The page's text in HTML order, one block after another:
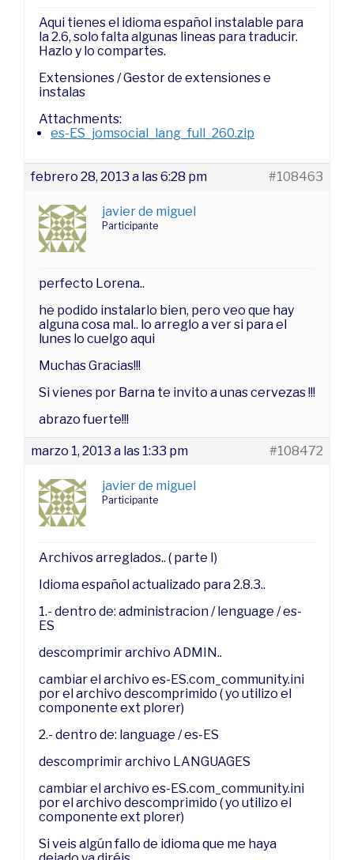
Aqui tienes el idioma español instalable para
la 2.6, solo falta algunas lineas para traducir.
Hazlo y lo compartes.
Extensiones / Gestor de extensiones e
instalas
Attachments:
es-ES_jomsocial_lang_full_260.zip
febrero 28, 2013 a las 6:28 pm #108463
javier de miguel
Participante
perfecto Lorena..
he podido instalarlo bien, pero veo que hay
alguna cosa mal.. lo arreglo a ver si para el
lunes lo cuelgo aqui
Muchas Gracias!!!
Si vienes por Barna te invito a unas cervezas !!!
abrazo fuerte!!!
marzo 1, 2013 a las 1:33 pm #108472
javier de miguel
Participante
Archivos arreglados.. ( parte I)
Idioma español actualizado para 2.8.3..
1.- dentro de: administracion / lenguage / es-
ES
descomprimir archivo ADMIN..
cambiar el archivo es-ES.com_community.ini
por el archivo descomprimido ( yo utilizo el
componente ext plorer)
2.- dentro de: language / es-ES
descomprimir archivo LANGUAGES
cambiar el archivo es-ES.com_community.ini
por el archivo descomprimido ( yo utilizo el
componente ext plorer)
Si veis algún fallo de idioma que me haya